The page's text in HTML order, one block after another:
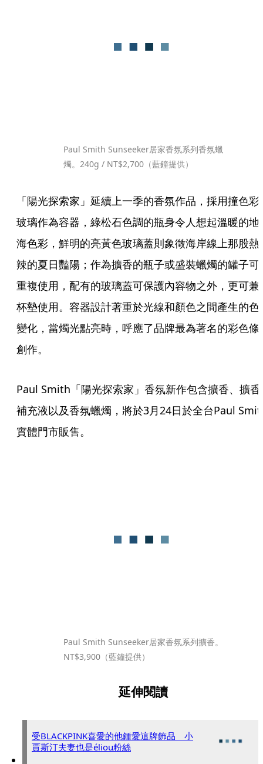
Paul Smith Sunseeker居家香氛系列香氛蠟
燭。240g / NT$2,700（藍鐘提供）
「陽光探索家」延續上一季的香氛作品，採用撞色彩
玻璃作為容器，綠松石色調的瓶身令人想起溫暖的地
海色彩，鮮明的亮黃色玻璃蓋則象徵海岸線上那股熱
辣的夏日豔陽；作為擴香的瓶子或盛裝蠟燭的罐子可
重複使用，配有的玻璃蓋可保護內容物之外，更可兼
杯墊使用。容器設計著重於光線和顏色之間產生的色
變化，當燭光點亮時，呼應了品牌最為著名的彩色條
創作。
Paul Smith「陽光探索家」香氛新作包含擴香、擴香
補充液以及香氛蠟燭，將於3月24日於全台Paul
實體門市販售。
Paul Smith Sunseeker居家香氛系列擴香。
NT$3,900（藍鐘提供）
延伸閱讀
受BLACKPINK喜愛的他鍾愛這牌飾品 小
賈斯汀夫妻也是éliou粉絲